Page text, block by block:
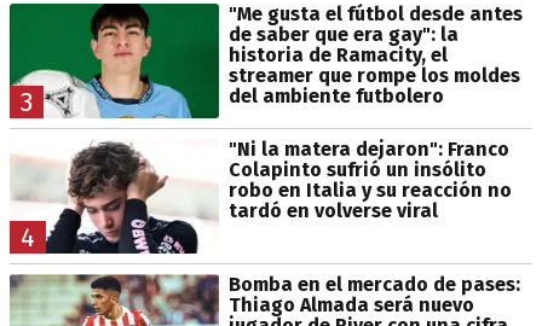
3
"Me gusta el fútbol desde antes
de saber que era gay": la
historia de Ramacity, el
streamer que rompe los moldes
del ambiente futbolero
4
"Ni la matera dejaron": Franco
Colapinto sufrió un insólito
robo en Italia y su reacción no
tardó en volverse viral
Bomba en el mercado de pases:
Thiago Almada será nuevo